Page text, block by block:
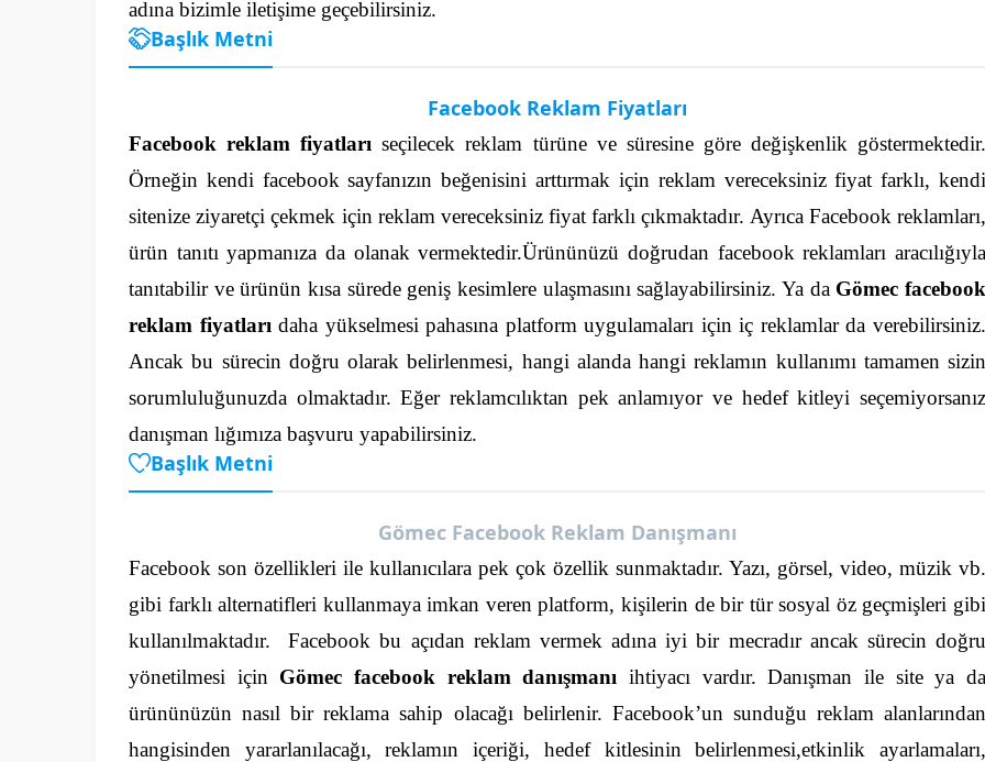
adına bizimle iletişime geçebilirsiniz.
Başlık Metni
Facebook Reklam Fiyatları
Facebook reklam fiyatları seçilecek reklam türüne ve süresine göre değişkenlik göstermektedir.
Örneğin kendi facebook sayfanızın beğenisini arttırmak için reklam vereceksiniz fiyat farklı, kendi
sitenize ziyaretçi çekmek için reklam vereceksiniz fiyat farklı çıkmaktadır. Ayrıca Facebook reklamları,
ürün tanıtı yapmanıza da olanak vermektedir.Ürününüzü doğrudan facebook reklamları aracılığıyla
tanıtabilir ve ürünün kısa sürede geniş kesimlere ulaşmasını sağlayabilirsiniz. Ya da Gömec facebook
reklam fiyatları daha yükselmesi pahasına platform uygulamaları için iç reklamlar da verebilirsiniz.
Ancak bu sürecin doğru olarak belirlenmesi, hangi alanda hangi reklamın kullanımı tamamen sizin
sorumluluğunuzda olmaktadır. Eğer reklamcılıktan pek anlamıyor ve hedef kitleyi seçemiyorsanız
danışman lığımıza başvuru yapabilirsiniz.
Başlık Metni
Gömec Facebook Reklam Danışmanı
Facebook son özellikleri ile kullanıcılara pek çok özellik sunmaktadır. Yazı, görsel, video, müzik vb.
gibi farklı alternatifleri kullanmaya imkan veren platform, kişilerin de bir tür sosyal öz geçmişleri gibi
kullanılmaktadır.
Facebook bu açıdan reklam vermek adına iyi bir mecradır ancak sürecin doğru
yönetilmesi için Gömec facebook reklam danışmanı ihtiyacı vardır. Danışman ile site ya da
ürününüzün nasıl bir reklama sahip olacağı belirlenir. Facebook’un sunduğu reklam alanlarından
hangisinden yararlanılacağı, reklamın içeriği, hedef kitlesinin belirlenmesi,etkinlik ayarlamaları,